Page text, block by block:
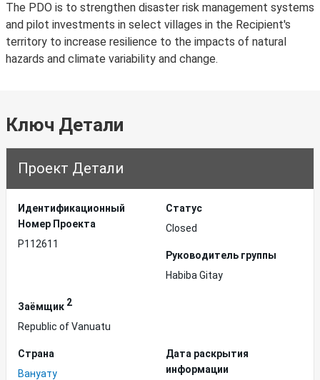
The PDO is to strengthen disaster risk management systems
and pilot investments in select villages in the Recipient's
territory to increase resilience to the impacts of natural
hazards and climate variability and change.
Ключ Детали
Проект Детали
Идентификационный
Hомер Проекта
P112611
Статус
Closed
Руководитель группы
Habiba Gitay
Заёмщик 2
Republic of Vanuatu
Страна
Вануату
Дата раскрытия
информации